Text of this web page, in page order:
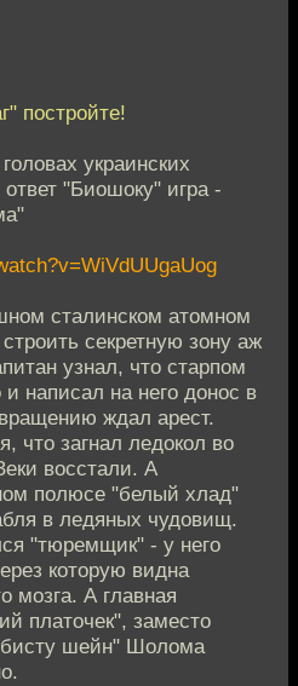
постройте!
украинских
"Биошоку" игра -
сталинском атомном
секретную зону аж
узнал, что старпом
написал на него донос в
ждал арест.
что загнал ледокол во
восстали. А
полюсе "белый хлад"
в ледяных чудовищ.
"тюремщик" - у него
которую видна
мозга. А главная
платочек", заместо
бисту шейн" Шолома